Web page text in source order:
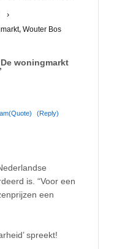
›
, Wouter Bos
woningmarkt
(Quote) (Reply)
is. “Voor een
een
spreekt!